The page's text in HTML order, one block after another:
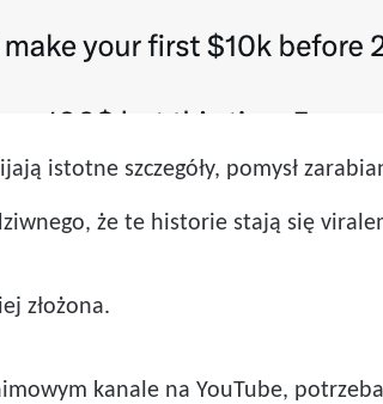
istotne szczegóły, pomysł
że te historie stają się
złożona.
kanale na YouTube,